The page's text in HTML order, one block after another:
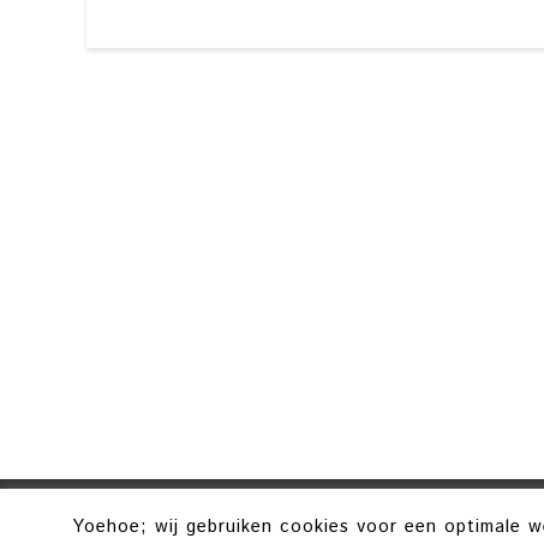
Yoehoe; wij gebruiken cookies voor een optimale